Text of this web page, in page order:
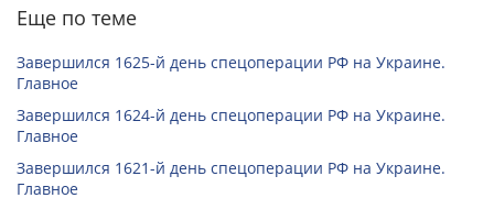
Еще по теме
Завершился 1625-й день спецоперации РФ на Украине.
Главное
Завершился 1624-й день спецоперации РФ на Украине.
Главное
Завершился 1621-й день спецоперации РФ на Украине.
Главное